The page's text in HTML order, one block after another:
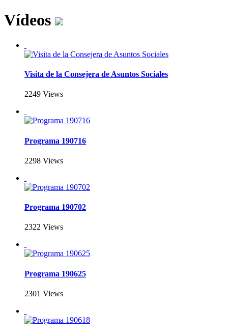
Vídeos
Visita de la Consejera de Asuntos Sociales
2249 Views
Programa 190716
2298 Views
Programa 190702
2322 Views
Programa 190625
2301 Views